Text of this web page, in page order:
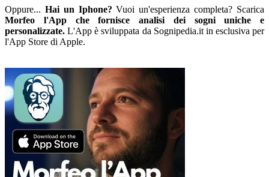
Oppure... Hai un Iphone? Vuoi un'esperienza completa? Scarica
Morfeo l'App che fornisce analisi dei sogni uniche e
personalizzate. L'App è sviluppata da Sognipedia.it in esclusiva per
l'App Store di Apple.